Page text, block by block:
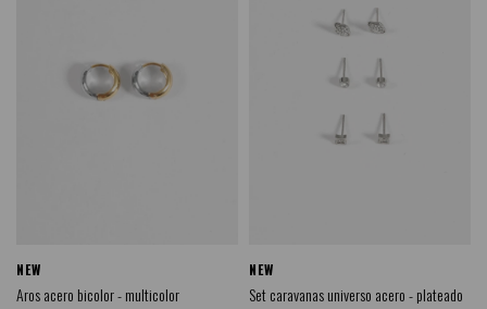
NEW
Aros acero bicolor - multicolor
NEW
Set caravanas universo acero - plateado